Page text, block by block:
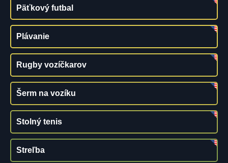
Päťkový futbal
Plávanie
Rugby vozíčkarov
Šerm na vozíku
Stolný tenis
Streľba